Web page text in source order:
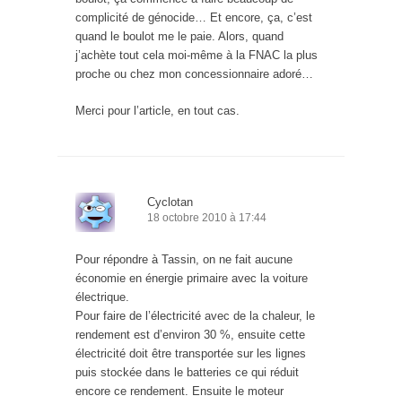
complicité de génocide… Et encore, ça, c’est
quand le boulot me le paie. Alors, quand
j’achète tout cela moi-même à la FNAC la plus
proche ou chez mon concessionnaire adoré…
Merci pour l’article, en tout cas.
Cyclotan
18 octobre 2010 à 17:44
Pour répondre à Tassin, on ne fait aucune
économie en énergie primaire avec la voiture
électrique.
Pour faire de l’électricité avec de la chaleur, le
rendement est d’environ 30 %, ensuite cette
électricité doit être transportée sur les lignes
puis stockée dans le batteries ce qui réduit
encore ce rendement. Ensuite le moteur